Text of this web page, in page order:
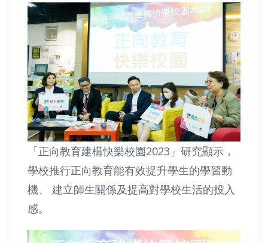
「正向教育建構快樂校園2023」研究顯示，
學校推行正向教育能有效提升學生的學習動
機、 建立師生關係及提高對學校生活的投入
感。